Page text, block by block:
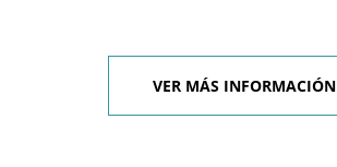
VER MÁS INFORMACIÓN